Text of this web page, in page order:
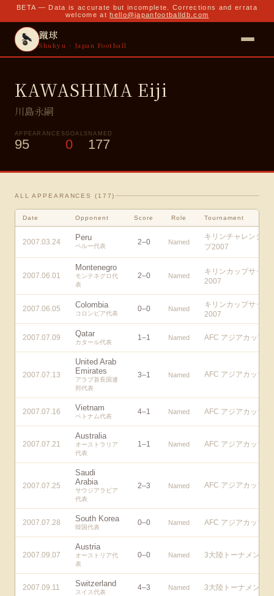
BETA — Data is accurate but incomplete. Corrections and errata
welcome at hello@japanfootballdb.com
蹴球
Shukyu · Japan Football
KAWASHIMA Eiji
川島永嗣
APPEARANCES
95
GOALS
0
NAMED
177
ALL APPEARANCES ( 177)
Date Opponent Score Role Tournament
2007.03.24 Peru
ペルー代表 2–0 Named
キリンチャレンジカ
プ2007
2007.06.01
Montenegro
モンテネグロ代
表
2–0 Named
キリンカップサッカ
2007
2007.06.05 Colombia
コロンビア代表
0–0 Named
キリンカップサッカ
2007
2007.07.09 Qatar
カタール代表
1–1 Named AFC アジアカップ
2007.07.13
United Arab
Emirates
アラブ首長国連
邦代表
3–1 Named AFC アジアカップ
2007.07.16 Vietnam
ベトナム代表
4–1 Named AFC アジアカップ
2007.07.21
Australia
オーストラリア
代表
1–1 Named AFC アジアカップ
2007.07.25
Saudi
Arabia
サウジアラビア
代表
2–3 Named AFC アジアカップ
2007.07.28 South Korea
韓国代表
0–0 Named AFC アジアカップ
2007.09.07
Austria
オーストリア代
表
0–0 Named 3大陸トーナメント
2007.09.11 Switzerland
スイス代表
4–3 Named 3大陸トーナメント